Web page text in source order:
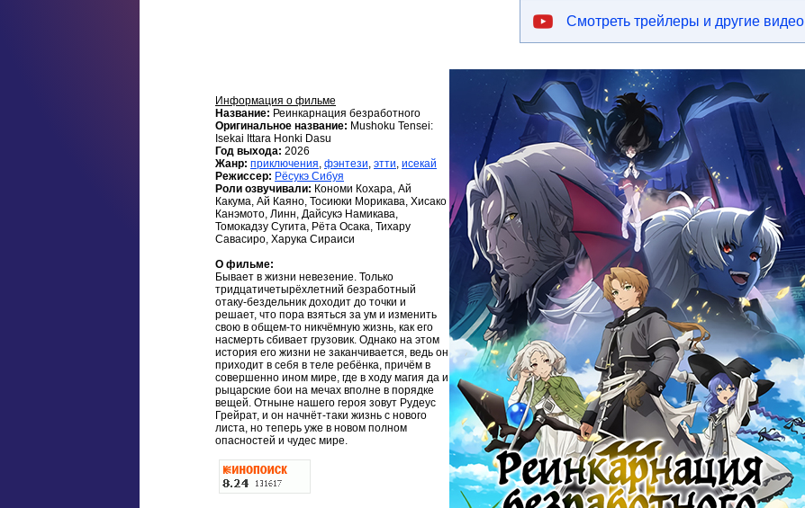
Смотреть трейлеры и другие видео
Информация о фильме
Название: Реинкарнация безработного
Оригинальное название: Mushoku Tensei:
Isekai Ittara Honki Dasu
Год выхода: 2026
Жанр: приключения, фэнтези, этти, исекай
Режиссер: Рёсукэ Сибуя
Роли озвучивали: Кономи Кохара, Ай
Какума, Ай Каяно, Тосиюки Морикава, Хисако
Канэмото, Линн, Дайсукэ Намикава,
Томокадзу Сугита, Рёта Осака, Тихару
Савасиро, Харука Сираиси
О фильме:
Бывает в жизни невезение. Только
тридцатичетырёхлетний безработный
отаку-бездельник доходит до точки и
решает, что пора взяться за ум и изменить
свою в общем-то никчёмную жизнь, как его
насмерть сбивает грузовик. Однако на этом
история его жизни не заканчивается, ведь он
приходит в себя в теле ребёнка, причём в
совершенно ином мире, где в ходу магия да и
рыцарские бои на мечах вполне в порядке
вещей. Отныне нашего героя зовут Рудеус
Грейрат, и он начнёт-таки жизнь с нового
листа, но теперь уже в новом полном
опасностей и чудес мире.